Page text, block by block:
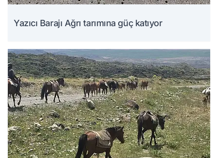
Yazıcı Barajı Ağrı tarımına güç katıyor